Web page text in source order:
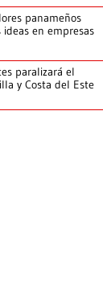
panameños
en empresas
paralizará el
y Costa del Este